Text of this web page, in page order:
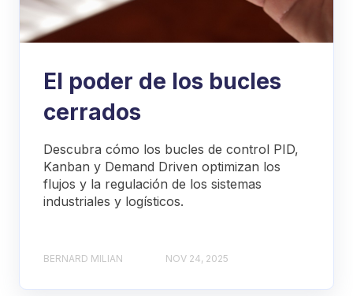
El poder de los bucles
cerrados
Descubra cómo los bucles de control PID,
Kanban y Demand Driven optimizan los
flujos y la regulación de los sistemas
industriales y logísticos.
BERNARD MILIAN NOV 24, 2025